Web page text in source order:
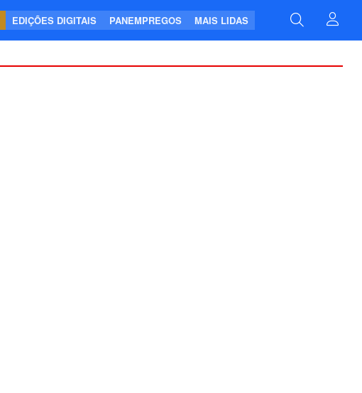
EDIÇÕES DIGITAIS PANEMPREGOS MAIS LIDAS